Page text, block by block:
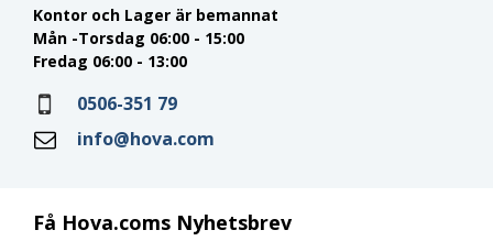
Få Hova.coms Nyhetsbrev
Kontor och Lager är bemannat
Mån -Torsdag 06:00 - 15:00
Fredag 06:00 - 13:00
0506-351 79
info@hova.com